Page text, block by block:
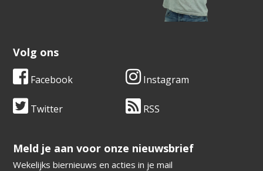
Volg ons
Facebook Instagram
Twitter RSS
​​​​​​​Meld je aan voor onze nieuwsbrief
Wekelijks biernieuws en acties in je mail